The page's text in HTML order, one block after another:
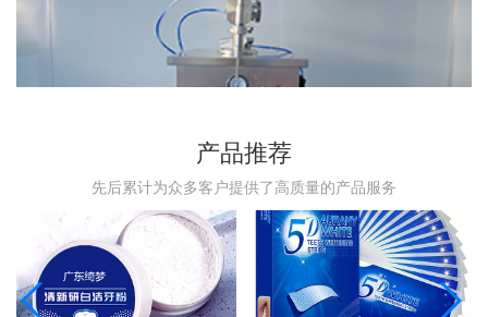
产品推荐
先后累计为众多客户提供了高质量的产品服务